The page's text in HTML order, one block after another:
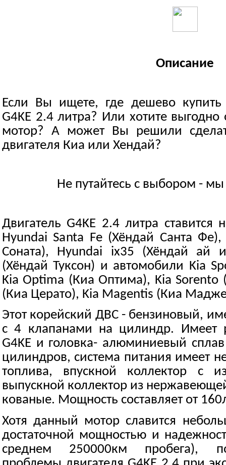
Описание
Если Вы ищете, где дешево купить
G4KE 2.4 литра? Или хотите
мотор? А может Вы решили
двигателя Киа или Хендай?
Не путайтесь с выбором -
Двигатель G4KE 2.4 литра ставится
Hyundai Santa Fe (Хёндай Санта
Соната), Hyundai ix35 (Хёндай ай
(Хёндай Туксон) и автомобили Kia
Kia Optima (Киа Оптима), Kia Sorento
(Киа Церато), Kia Magentis (Киа
Этот корейский ДВС - бензиновый,
с 4 клапанами на цилиндр. Имеет
G4KE и головка- алюминиевый
цилиндров, система питания имеет
топлива, впускной коллектор с
выпускной коллектор из
кованые. Мощность составляет от
Хотя данный мотор славится
достаточной мощностью и
среднем 250000км пробега),